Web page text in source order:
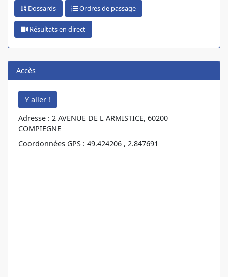
Dossards Ordres de passage
Résultats en direct
Accès
Adresse : 2 AVENUE DE L ARMISTICE, 60200
COMPIEGNE
Coordonnées GPS : 49.424206 , 2.847691